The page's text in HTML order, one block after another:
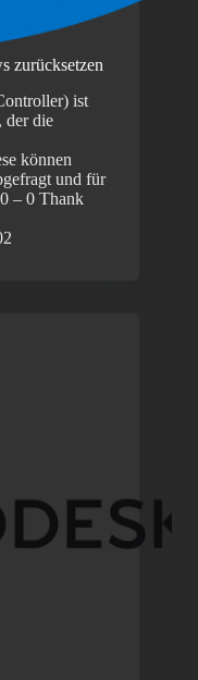
zurücksetzen
ist
der die
können
und für
– 0 Thank